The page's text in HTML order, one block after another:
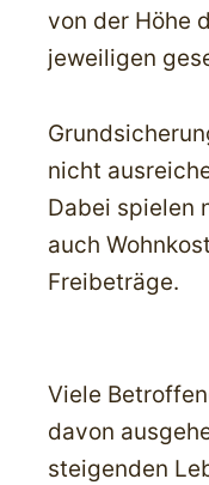
von der Höhe
jeweiligen
nicht
Dabei spielen
auch
Freibeträge.
Viele
davon
steigenden